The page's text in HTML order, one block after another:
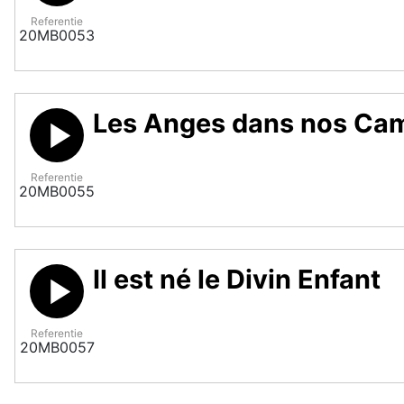
Referentie
20MB0053
Referentie
20MB0055
Les Anges dans nos
Referentie
20MB0057
Il est né le Divin Enfant